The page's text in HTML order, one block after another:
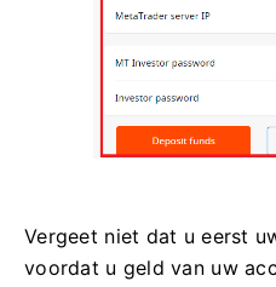
Vergeet niet dat u eerst
voordat u geld van uw